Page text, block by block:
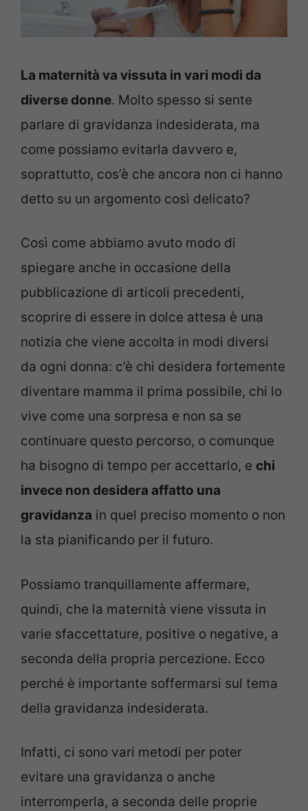
La maternità va vissuta in vari modi da
diverse donne. Molto spesso si sente
parlare di gravidanza indesiderata, ma
come possiamo evitarla davvero e,
soprattutto, cos’è che ancora non ci hanno
detto su un argomento così delicato?
Così come abbiamo avuto modo di
spiegare anche in occasione della
pubblicazione di articoli precedenti,
scoprire di essere in dolce attesa è una
notizia che viene accolta in modi diversi
da ogni donna: c’è chi desidera fortemente
diventare mamma il prima possibile, chi lo
vive come una sorpresa e non sa se
continuare questo percorso, o comunque
ha bisogno di tempo per accettarlo, e chi
invece non desidera affatto una
gravidanza in quel preciso momento o non
la sta pianificando per il futuro.
Possiamo tranquillamente affermare,
quindi, che la maternità viene vissuta in
varie sfaccettature, positive o negative, a
seconda della propria percezione. Ecco
perché è importante soffermarsi sul tema
della gravidanza indesiderata.
Infatti, ci sono vari metodi per poter
evitare una gravidanza o anche
interromperla, a seconda delle proprie